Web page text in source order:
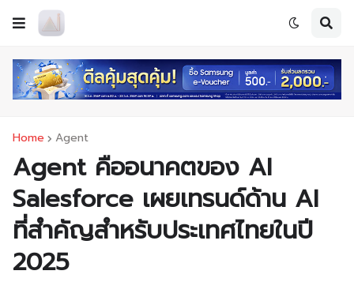
Home Agent
Agent คืออนาคตของ AI
Salesforce เผยเทรนด์ด้าน AI
ที่สำคัญสำหรับประเทศไทยในปี
2025